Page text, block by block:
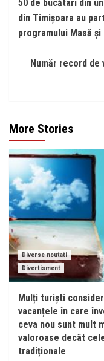
Reading
50 de bucătari din
din Timișoara au
programului Masă și
Număr record de
More Stories
Diverse noutati
Divertisment
Mulți turiști
vacanțele în care
ceva nou sunt mult
valoroase decât
tradiționale